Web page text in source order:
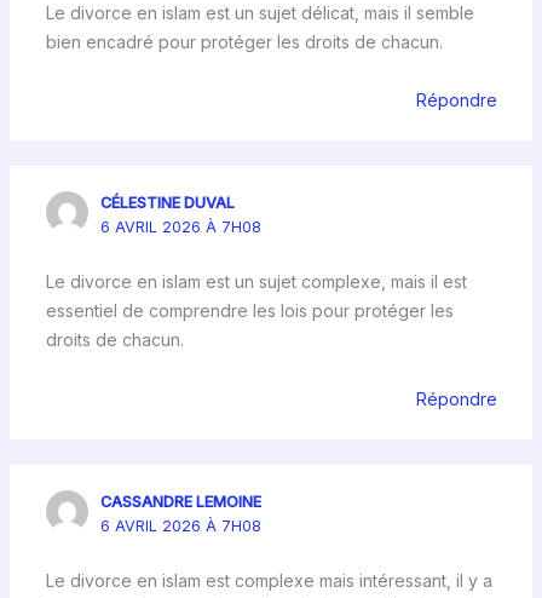
Le divorce en islam est un sujet délicat, mais il semble
bien encadré pour protéger les droits de chacun.
Répondre
CÉLESTINE DUVAL
6 AVRIL 2026 À 7H08
Le divorce en islam est un sujet complexe, mais il est
essentiel de comprendre les lois pour protéger les
droits de chacun.
Répondre
CASSANDRE LEMOINE
6 AVRIL 2026 À 7H08
Le divorce en islam est complexe mais intéressant, il y a